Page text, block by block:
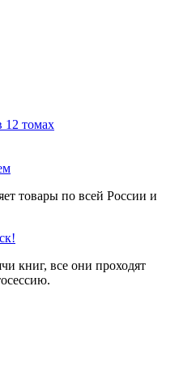
томах
товары по всей России и
книг, все они проходят